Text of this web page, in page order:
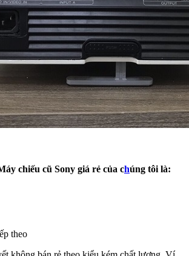
chiếu cũ Sony giá rẻ của chúng tôi là:
theo